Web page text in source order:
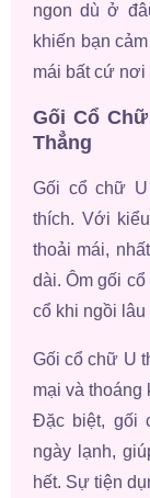
ngon dù ở
khiến bạn
mái bất cứ nơi
Gối Cổ
Thẳng
Gối cổ chữ
thích. Với
thoải mái,
dài. Ôm gối
cổ khi ngồi lâu
Gối cổ chữ U
mại và thoáng
Đặc biệt, gối
ngày lạnh,
hết. Sự tiện